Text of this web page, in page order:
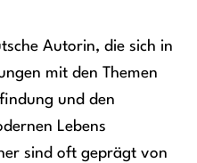
Autorin, die sich in
mit den Themen
und den
Lebens
sind oft geprägt von